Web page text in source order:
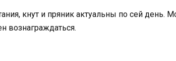
кнут и пряник актуальны по сей день.
вознаграждаться.